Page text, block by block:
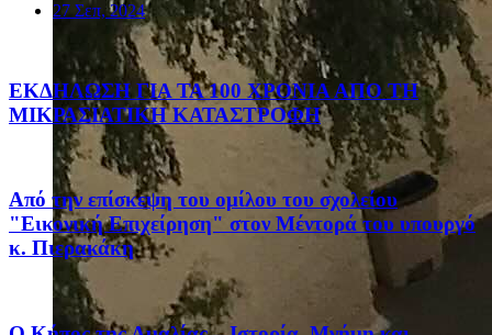
27 Σεπ, 2024
ΕΚΔΗΛΩΣΗ ΓΙΑ ΤΑ 100 ΧΡΟΝΙΑ ΑΠΟ ΤΗ
ΜΙΚΡΑΣΙΑΤΙΚΗ ΚΑΤΑΣΤΡΟΦΗ
Από την επίσκεψη του ομίλου του σχολείου
"Εικονική Επιχείρηση" στον Μέντορά του υπουργό
κ. Πιερακάκη